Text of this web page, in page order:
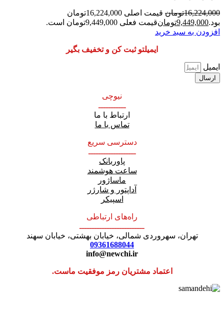
16,224,000تومان
قیمت اصلی 16,224,000تومان
بود.9,449,000تومانقیمت فعلی 9,449,000تومان است.
افزودن به سبد خرید
ایمیلتو ثبت کن و تخفیف بگیر
ایمیل
ارسال
نیوچی
ـــــــــــ
ارتباط با ما
تماس با ما
دسترسی سریع
ـــــــــــــــــــ
پاوربانک
ساعت هوشمند
ماساژور
آداپتور و شارژر
اسپیکر
راه‌های ارتباطی
ــــــــــــــــــــــــــ
تهران، سهروردی شمالی، خیابان بهشتی، خیابان سهند
09361688044
info@newchi.ir
اعتماد مشتریان رمز موفقیت ماست.